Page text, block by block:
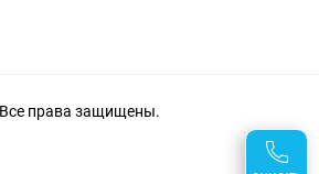
права защищены.